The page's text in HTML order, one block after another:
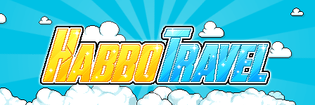
Skip
to
content